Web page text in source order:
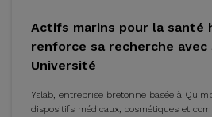
Actifs marins pour la santé
renforce sa recherche avec
Université
Yslab, entreprise bretonne basée à
dispositifs médicaux, cosmétiques et